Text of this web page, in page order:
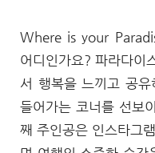
Where is your
어디인가요? 파라다이
서 행복을 느끼고 공
들어가는 코너를 선보
째 주인공은 인스타그